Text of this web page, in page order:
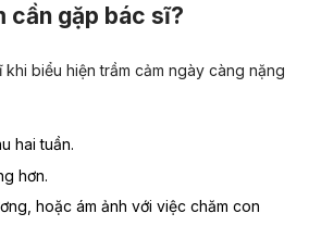
cần gặp bác sĩ?
biểu hiện trầm cảm ngày càng nặng
hai tuần.
hơn.
hoặc ám ảnh với việc chăm con